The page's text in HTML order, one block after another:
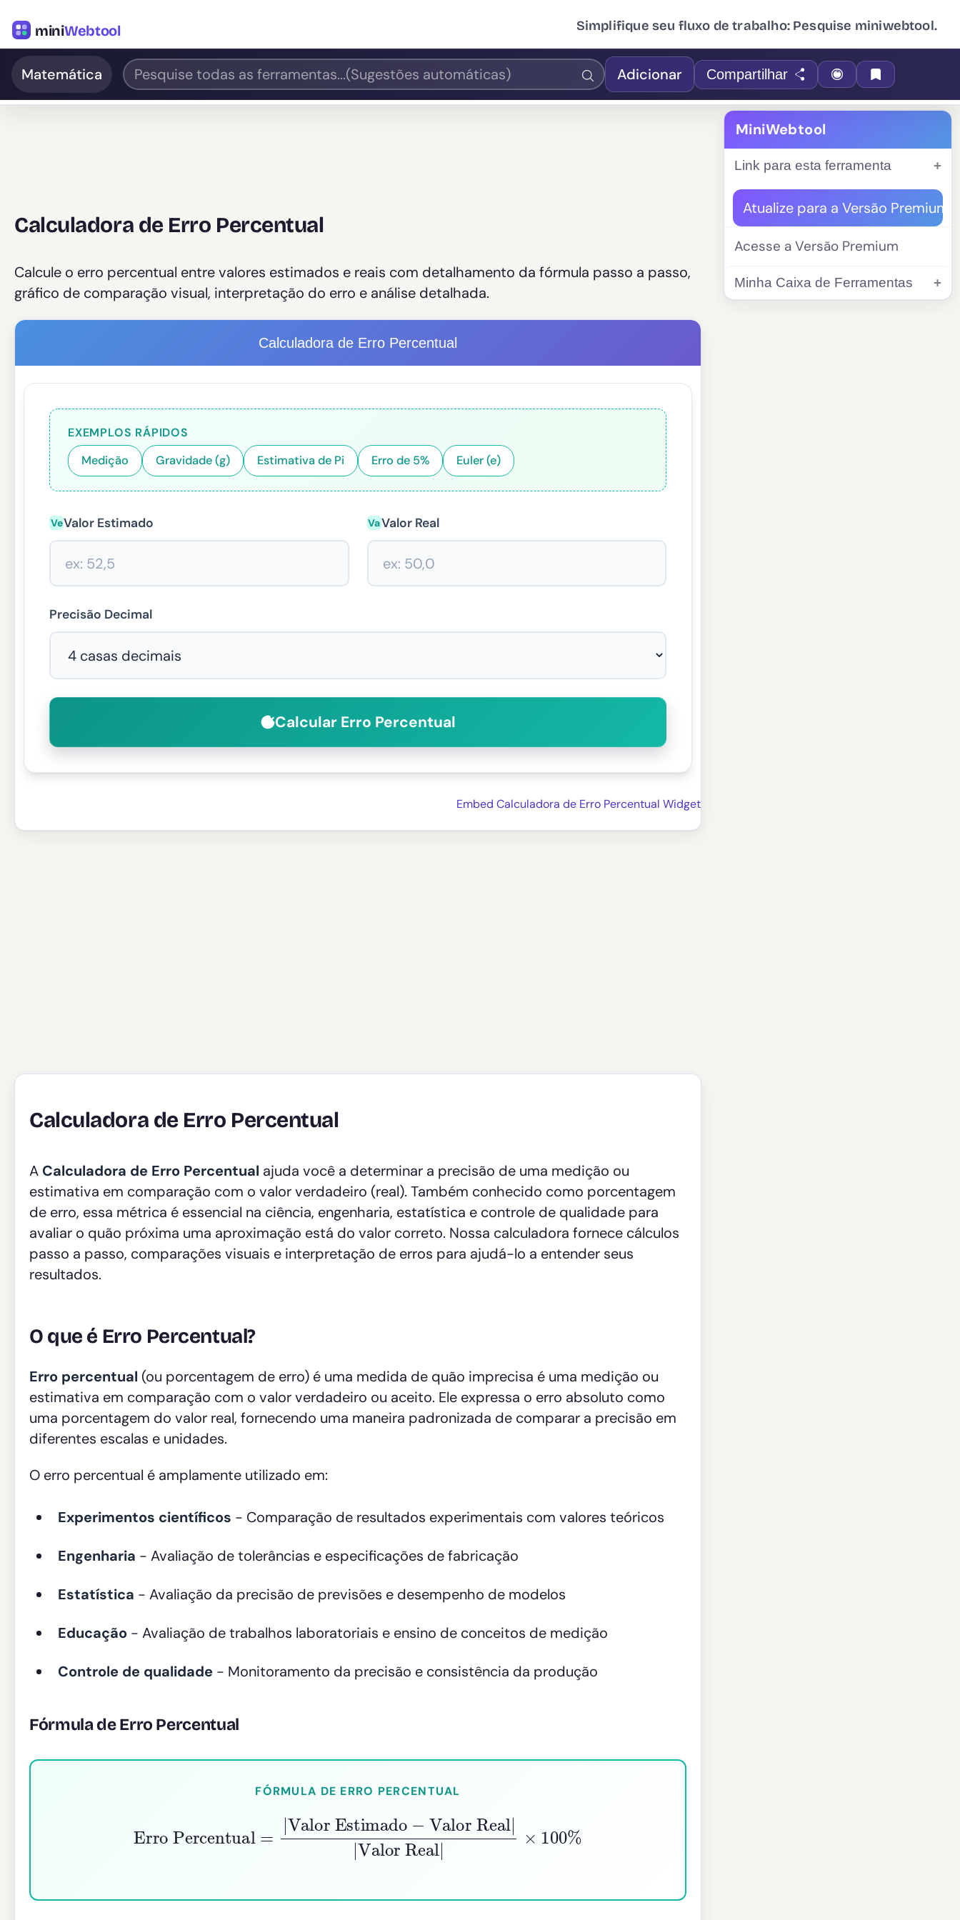
miniWebtool Simplifique seu fluxo de trabalho: Pesquise miniwebtool.
Matemática Adicionar Compartilhar
Calculadora de Erro Percentual
Calcule o erro percentual entre valores estimados e reais com detalhamento da fórmula passo a passo,
gráfico de comparação visual, interpretação do erro e análise detalhada.
Calculadora de Erro Percentual
EXEMPLOS RÁPIDOS
Medição
Gravidade (g) Estimativa de Pi Erro de 5% Euler (e)
VeValor Estimado VaValor Real
Precisão Decimal
Calcular Erro Percentual
Embed Calculadora de Erro Percentual Widget
Calculadora de Erro Percentual
A Calculadora de Erro Percentual ajuda você a determinar a precisão de uma medição ou
estimativa em comparação com o valor verdadeiro (real). Também conhecido como porcentagem
de erro, essa métrica é essencial na ciência, engenharia, estatística e controle de qualidade para
avaliar o quão próxima uma aproximação está do valor correto. Nossa calculadora fornece cálculos
passo a passo, comparações visuais e interpretação de erros para ajudá-lo a entender seus
resultados.
O que é Erro Percentual?
Erro percentual (ou porcentagem de erro) é uma medida de quão imprecisa é uma medição ou
estimativa em comparação com o valor verdadeiro ou aceito. Ele expressa o erro absoluto como
uma porcentagem do valor real, fornecendo uma maneira padronizada de comparar a precisão em
diferentes escalas e unidades.
O erro percentual é amplamente utilizado em:
Experimentos científicos - Comparação de resultados experimentais com valores teóricos
Engenharia - Avaliação de tolerâncias e especificações de fabricação
Estatística - Avaliação da precisão de previsões e desempenho de modelos
Educação - Avaliação de trabalhos laboratoriais e ensino de conceitos de medição
Controle de qualidade - Monitoramento da precisão e consistência da produção
Fórmula de Erro Percentual
FÓRMULA DE ERRO PERCENTUAL
Valor Estimado−Valor Real||Valor Real
MiniWebtool
Link para esta ferramenta
Atualize para a Versão Premium
Acesse a Versão Premium
Minha Caixa de Ferramentas